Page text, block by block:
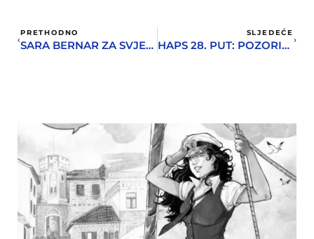
PRETHODNO
SARA BERNAR ZA SVJETSKI DAN POZORIŠTA
SLJEDEĆE
HAPS 28. PUT: POZORIŠTE I MUZIKA